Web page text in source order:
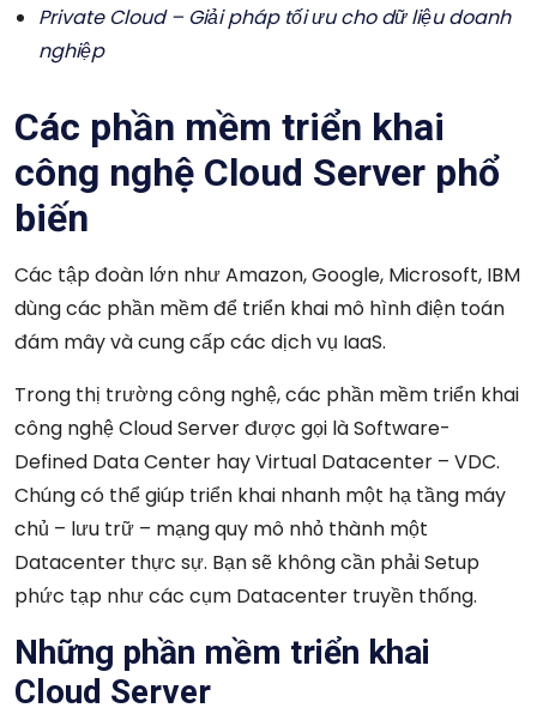
Private Cloud – Giải pháp tối ưu cho dữ liệu doanh
nghiệp
Các phần mềm triển khai
công nghệ Cloud Server phổ
biến
Các tập đoàn lớn như Amazon, Google, Microsoft, IBM
dùng các phần mềm để triển khai mô hình điện toán
đám mây và cung cấp các dịch vụ IaaS.
Trong thị trường công nghệ, các phần mềm triển khai
công nghệ Cloud Serverđược gọi là Software-
Defined Data Center hayVirtual Datacenter – VDC.
Chúng có thể giúp triển khai nhanh một hạ tầng máy
chủ – lưu trữ – mạng quy mô nhỏ thành một
Datacenter thực sự. Bạn sẽ không cần phải Setup
phức tạp như các cụm Datacenter truyền thống.
Những phần mềm triển khai
Cloud Server